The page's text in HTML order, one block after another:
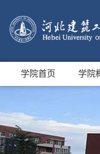
学院首页 学院